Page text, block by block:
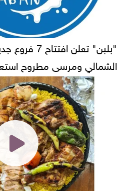
"بلبن" تعلن
الشمالي ومرسى مطروح